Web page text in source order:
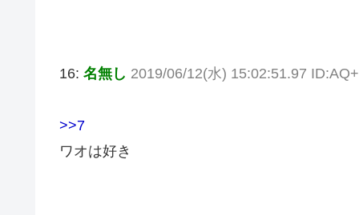
16: 名無し 2019/06/12(水) 15:02:51.97
>>7
ワオは好き